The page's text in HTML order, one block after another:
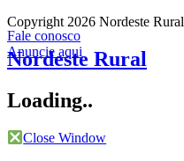
Fale conosco
Anuncie aqui
Copyright 2026 Nordeste Rural
Nordeste Rural
Loading..
Close Window